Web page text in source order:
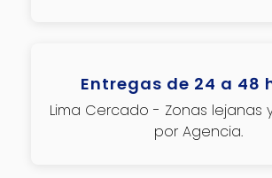
Entregas de 24 a 48
Lima Cercado - Zonas lejanas
por Agencia.